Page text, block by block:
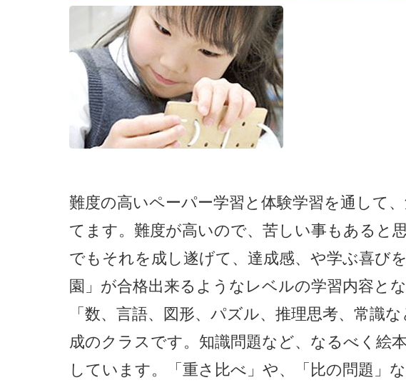
難度の高いペーパー学習と体験学習を通して
てます。難度が高いので、苦しい事もあると思
でもそれを成し遂げて、達成感、や学ぶ喜び
園」が合格出来るようなレベルの学習内容とな
「数、言語、図形、パズル、推理思考、常識
成のクラスです。知識問題など、なるべく絵
しています。「重さ比べ」や、「比の問題」